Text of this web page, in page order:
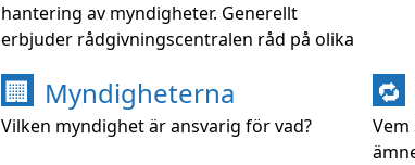
hantering av myndigheter. Generellt
erbjuder rådgivningscentralen råd på olika
🏢 Myndigheterna
Vilken myndighet är ansvarig för vad?
🔁